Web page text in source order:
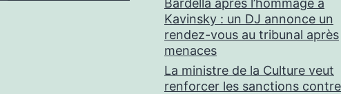
Bardella après l’hommage à
Kavinsky : un DJ annonce un
rendez-vous au tribunal après
menaces
La ministre de la Culture veut
renforcer les sanctions